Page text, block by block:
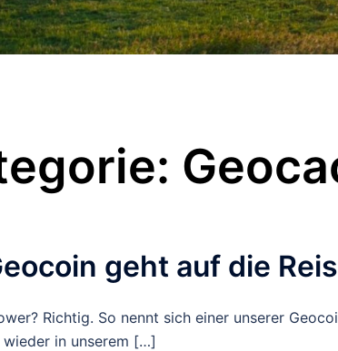
geht auf die
Richtig. So nennt sich einer unserer
in unserem […]